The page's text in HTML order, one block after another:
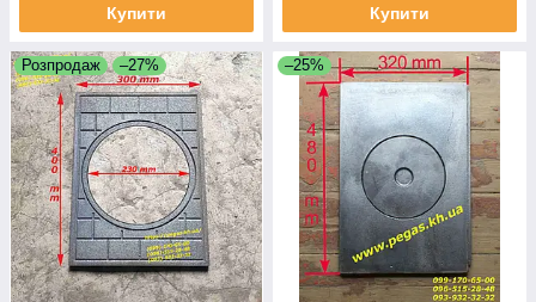
Купити Купити
Розпродаж –27% –25%